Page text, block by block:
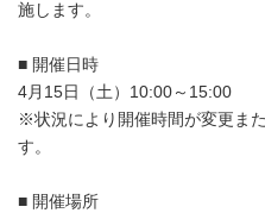
施します。
■ 開催日時
4月15日（土）10:00～15:00
※状況により開催時間が変更ま
す。
■ 開催場所